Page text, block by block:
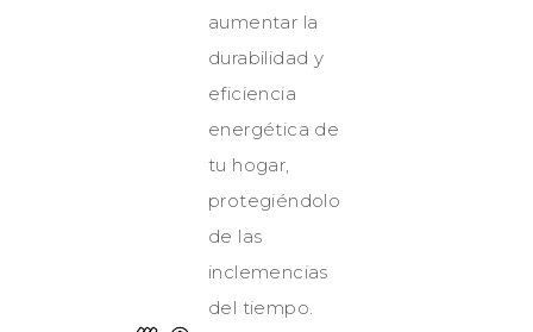
aumentar la
durabilidad y
eficiencia
energética de
tu hogar,
protegiéndolo
de las
inclemencias
del tiempo.